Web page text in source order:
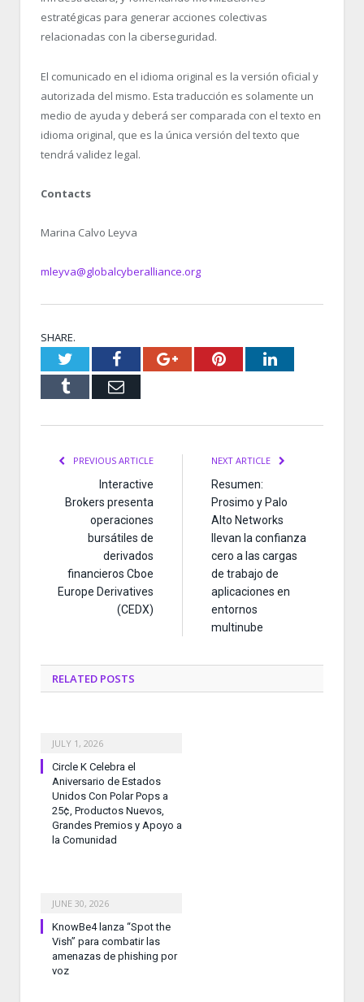
estratégicas para generar acciones colectivas
relacionadas con la ciberseguridad.
El comunicado en el idioma original es la versión oficial y
autorizada del mismo. Esta traducción es solamente un
medio de ayuda y deberá ser comparada con el texto en
idioma original, que es la única versión del texto que
tendrá validez legal.
Contacts
Marina Calvo Leyva
mleyva@globalcyberalliance.org
SHARE.
TwitterFacebookGoogle+PinterestLinkedIn
Tumblr Email
PREVIOUS ARTICLE
Interactive
Brokers presenta
operaciones
bursátiles de
derivados
financieros Cboe
Europe Derivatives
(CEDX)
NEXT ARTICLE
Resumen:
Prosimo y Palo
Alto Networks
llevan la confianza
cero a las cargas
de trabajo de
aplicaciones en
entornos
multinube
RELATED POSTS
JULY 1, 2026
Circle K Celebra el
Aniversario de Estados
Unidos Con Polar Pops a
25¢, Productos Nuevos,
Grandes Premios y Apoyo a
la Comunidad
JUNE 30, 2026
KnowBe4 lanza “Spot the
Vish” para combatir las
amenazas de phishing por
voz